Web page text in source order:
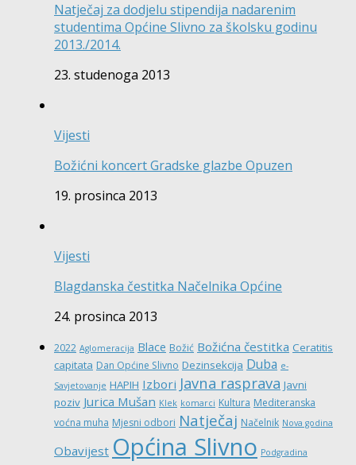
Natječaj za dodjelu stipendija nadarenim
studentima Općine Slivno za školsku godinu
2013./2014.
23. studenoga 2013
Vijesti
Božićni koncert Gradske glazbe Opuzen
19. prosinca 2013
Vijesti
Blagdanska čestitka Načelnika Općine
24. prosinca 2013
2022 Aglomeracija Blace Božić Božićna čestitka Ceratitis
capitata Dan Općine Slivno Dezinsekcija Duba e-
Savjetovanje HAPIH Izbori Javna rasprava Javni
poziv Jurica Mušan Klek komarci Kultura Mediteranska
voćna muha Mjesni odbori Natječaj Načelnik Nova godina
Obavijest Općina Slivno Podgradina